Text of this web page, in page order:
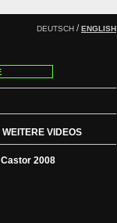
DEUTSCH /ENGLISH
WEITERE VIDEOS
Castor 2008